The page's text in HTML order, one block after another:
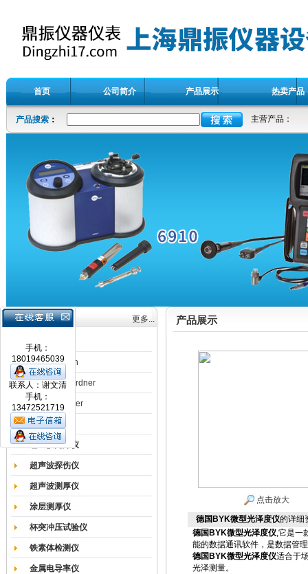
首页 公司简介 产品展示 热卖产品
产品搜索 ： 主营产品：
手机：
18019465039
联系人：谢文清
手机：
13472521719
产品目录 更多...
涂膜机
德国Erichsen
德国BYK-Gardner
英国Elcometer
耐磨试验机
色差仪光泽仪
超声波探伤仪
超声波测厚仪
涂层测厚仪
杯突冲压试验仪
铁素体检测仪
金属电导率仪
产品展示
点击放大
德国BYK微型光泽度仪的详细
德国BYK微型光泽度仪,它是一
能的数据通讯软件，是数据管
德国BYK微型光泽度仪适合于
光泽测量。